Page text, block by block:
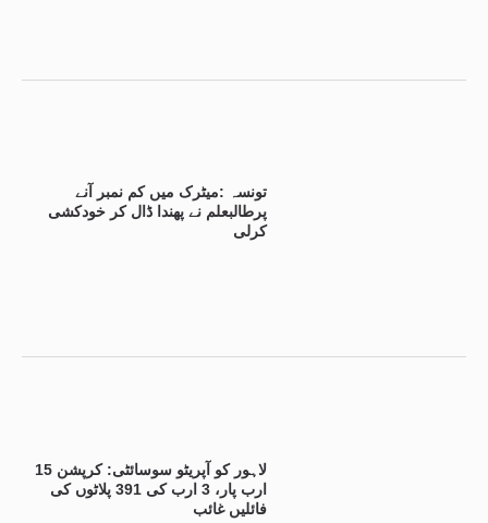
تونسہ :میٹرک میں کم نمبر آنے
پرطالبعلم نے پھندا ڈال کر خودکشی
کرلی
لاہور کو آپریٹو سوسائٹی: کرپشن 15
ارب پار، 3 ارب کی 391 پلاٹوں کی
فائلیں غائب